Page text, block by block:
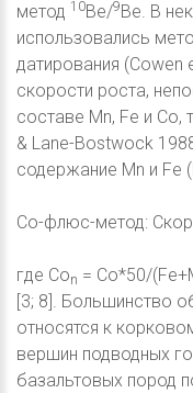
метод 10Be/9 Be. В
использовались
датирования (Cowen
скорости роста,
составе Mn, Fe и Co,
& Lane-Bostwock
содержание Mn и Fe
Со-флюс-метод:
где Соn = Со*50/
[3; 8]. Большинство
относятся к
вершин подводных
базальтовых пород